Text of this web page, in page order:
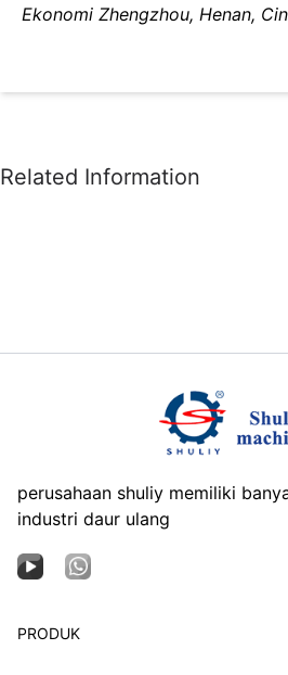
Ekonomi Zhengzhou, Henan,
perusahaan shuliy memiliki
industri daur ulang
PRODUK